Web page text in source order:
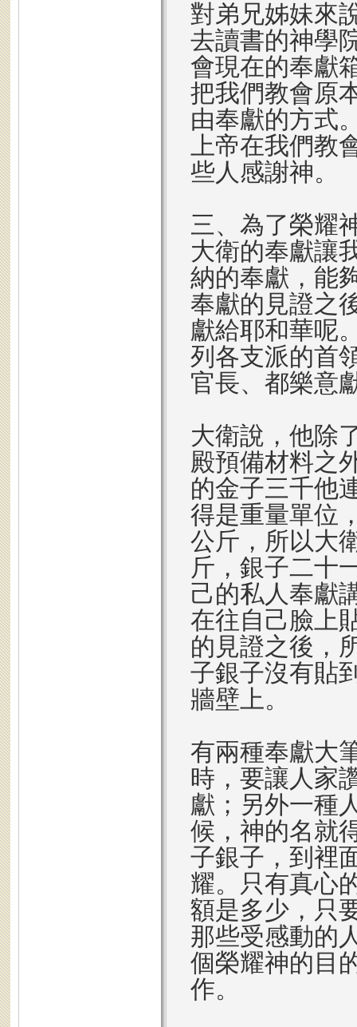
對弟兄姊妹來
去讀書的神學
會現在的奉獻
把我們教會原
由奉獻的方式
上帝在我們教
些人感謝神。
三、為了榮耀
大衛的奉獻讓
納的奉獻，能
奉獻的見證之
獻給耶和華呢
列各支派的首
官長、都樂意
大衛說，他除
殿預備材料之
的金子三千他
得是重量單位
公斤，所以大
斤，銀子二十
己的私人奉獻
在往自己臉上
的見證之後，
子銀子沒有貼
牆壁上。
有兩種奉獻大
時，要讓人家
獻；另外一種
候，神的名就
子銀子，到裡
耀。只有真心
額是多少，只
那些受感動的
個榮耀神的目
作。